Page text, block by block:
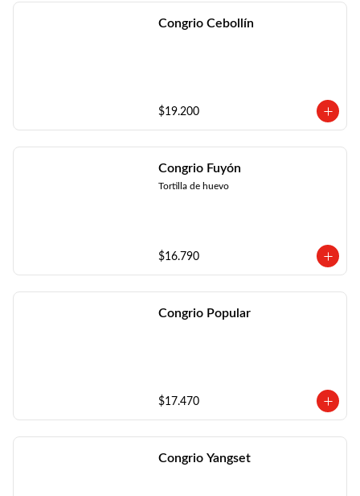
Congrio Cebollín
$19.200
Congrio Fuyón
Tortilla de huevo
$16.790
Congrio Popular
$17.470
Congrio Yangset